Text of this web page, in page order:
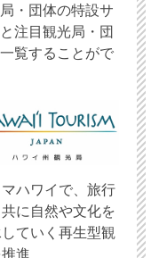
・団体の特設サ
注目観光局・団
覧することがで
ハワイで、旅行
に自然や文化を
ていく再生型観
進